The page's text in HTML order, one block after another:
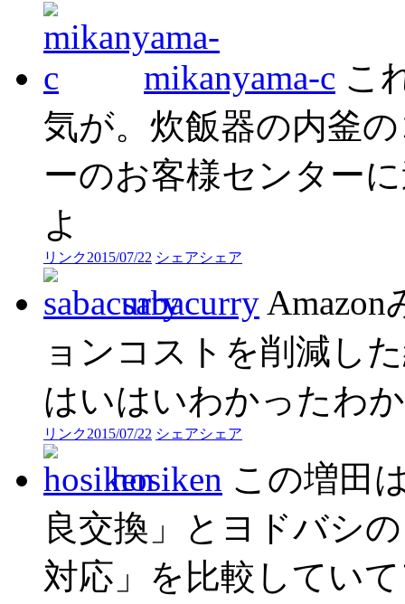
mikanyama-c こ
気が。炊飯器の内釜
ーのお客様センター
よ
リンク2015/07/22 シェアシェア
sabacurry
ョンコストを削減し
はいはいわかったわ
リンク2015/07/22 シェアシェア
hosiken この増田
良交換」とヨドバシ
対応」を比較してい